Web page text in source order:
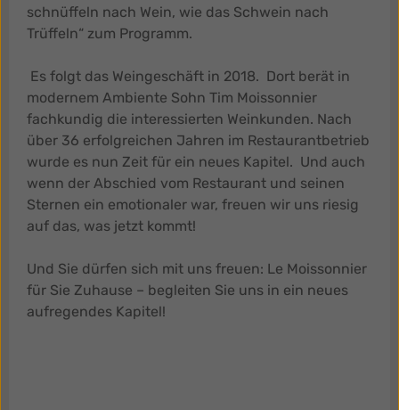
schnüffeln nach Wein, wie das Schwein nach
Trüffeln“ zum Programm.
Es folgt das Weingeschäft in 2018. Dort berät in
modernem Ambiente Sohn Tim Moissonnier
fachkundig die interessierten Weinkunden. Nach
über 36 erfolgreichen Jahren im Restaurantbetrieb
wurde es nun Zeit für ein neues Kapitel. Und auch
wenn der Abschied vom Restaurant und seinen
Sternen ein emotionaler war, freuen wir uns riesig
auf das, was jetzt kommt!
Und Sie dürfen sich mit uns freuen: Le Moissonnier
für Sie Zuhause – begleiten Sie uns in ein neues
aufregendes Kapitel!